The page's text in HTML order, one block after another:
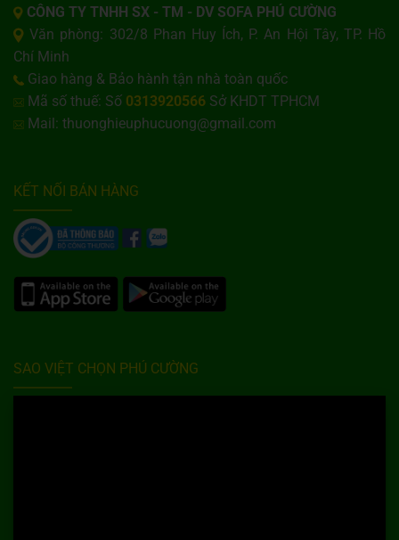
CÔNG TY TNHH SX - TM - DV SOFA PHÚ CƯỜNG
Văn phòng: 302/8 Phan Huy Ích, P. An Hội Tây, TP. Hồ
Chí Minh
Giao hàng & Bảo hành tận nhà toàn quốc
Mã số thuế: Số 0313920566 Sở KHDT TPHCM
Mail: thuonghieuphucuong@gmail.com
KẾT NỐI BÁN HÀNG
SAO VIỆT CHỌN PHÚ CƯỜNG